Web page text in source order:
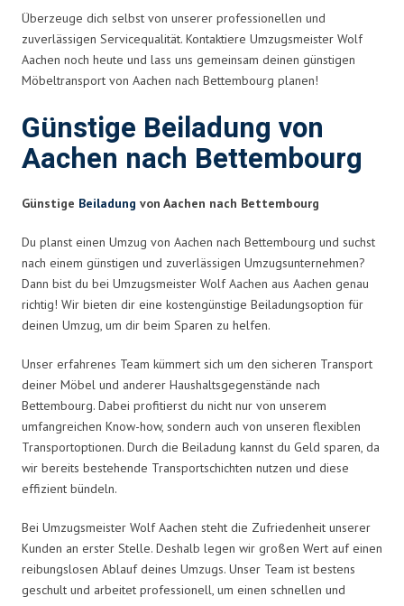
Überzeuge dich selbst von unserer professionellen und
zuverlässigen Servicequalität. Kontaktiere Umzugsmeister Wolf
Aachen noch heute und lass uns gemeinsam deinen günstigen
Möbeltransport von Aachen nach Bettembourg planen!
Günstige Beiladung von
Aachen nach Bettembourg
Günstige Beiladung von Aachen nach Bettembourg
Du planst einen Umzug von Aachen nach Bettembourg und suchst
nach einem günstigen und zuverlässigen Umzugsunternehmen?
Dann bist du bei Umzugsmeister Wolf Aachen aus Aachen genau
richtig! Wir bieten dir eine kostengünstige Beiladungsoption für
deinen Umzug, um dir beim Sparen zu helfen.
Unser erfahrenes Team kümmert sich um den sicheren Transport
deiner Möbel und anderer Haushaltsgegenstände nach
Bettembourg. Dabei profitierst du nicht nur von unserem
umfangreichen Know-how, sondern auch von unseren flexiblen
Transportoptionen. Durch die Beiladung kannst du Geld sparen, da
wir bereits bestehende Transportschichten nutzen und diese
effizient bündeln.
Bei Umzugsmeister Wolf Aachen steht die Zufriedenheit unserer
Kunden an erster Stelle. Deshalb legen wir großen Wert auf einen
reibungslosen Ablauf deines Umzugs. Unser Team ist bestens
geschult und arbeitet professionell, um einen schnellen und